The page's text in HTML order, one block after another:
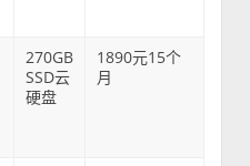
270GB
SSD云
硬盘
1890元15个
月